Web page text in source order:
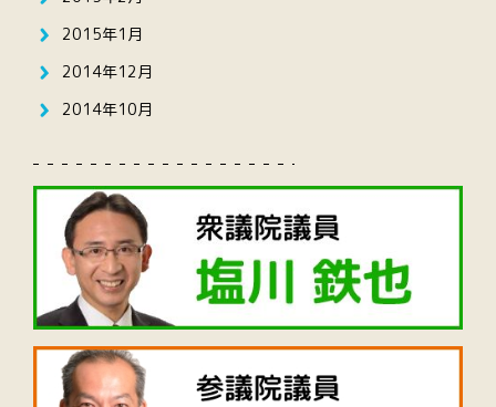
2015年1月
2014年12月
2014年10月